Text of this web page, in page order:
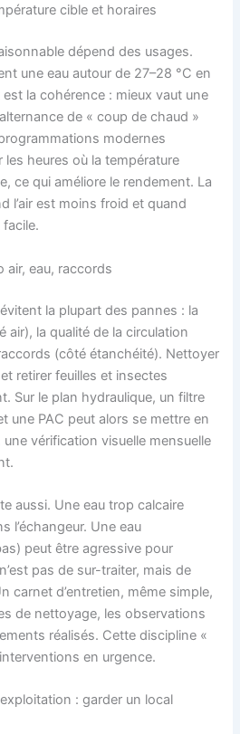
cible et horaires
dépend des usages.
une eau autour de 27–28 °C en
la cohérence : mieux vaut une
de « coup de chaud »
modernes
heures où la température
ce qui améliore le rendement. La
l’air est moins froid et quand
facile.
air, eau, raccords
la plupart des pannes : la
air), la qualité de la circulation
(côté étanchéité). Nettoyer
retirer feuilles et insectes
Sur le plan hydraulique, un filtre
une PAC peut alors se mettre en
vérification visuelle mensuelle
aussi. Une eau trop calcaire
l’échangeur. Une eau
peut être agressive pour
pas de sur-traiter, mais de
carnet d’entretien, même simple,
de nettoyage, les observations
réalisés. Cette discipline «
en urgence.
: garder un local